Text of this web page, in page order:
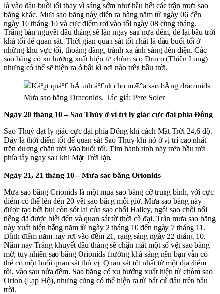
là vào đầu buổi tối thay vì sáng sớm như hầu hết các trận mưa sao
băng khác. Mưa sao băng này diễn ra hàng năm từ ngày 06 đến
ngày 10 tháng 10 và cực điểm rơi vào tối ngày 08 cùng tháng.
Trăng bán nguyệt đầu tháng sẽ lặn ngay sau nửa đêm, để lại bầu trời
khá tối để quan sát. Thời gian quan sát tốt nhất là đầu buổi tối ở
những khu vực tối, thoáng đãng, tránh xa ánh sáng đèn điện. Các
sao băng có xu hướng xuất hiện từ chòm sao Draco (Thiên Long)
nhưng có thể sẽ hiện ra ở bất kì nơi nào trên bầu trời.
Mưa sao băng Draconids. Tác giả: Pere Soler
Ngày 20 tháng 10 – Sao Thủy ở vị trí ly giác cực đại phía Đông
Sao Thuỷ đạt ly giác cực đại phía Đông khi cách Mặt Trời 24,6 độ.
Đây là thời điểm tốt để quan sát Sao Thủy khi nó ở vị trí cao nhất
trên đường chân trời vào buổi tối. Tìm hành tinh này trên bầu trời
phía tây ngay sau khi Mặt Trời lặn.
Ngày 21, 21 tháng 10 – Mưa sao băng Orionids
Mưa sao băng Orionids là một mưa sao băng cỡ trung bình, với cực
điểm có thể lên đến 20 vệt sao băng mỗi giờ. Mưa sao băng này
được tạo bởi bụi còn sót lại của sao chổi Halley, ngôi sao chổi nổi
tiếng đã được biết đến và quan sát từ thời cổ đại. Trận mưa sao băng
này xuất hiện hằng năm từ ngày 2 tháng 10 đến ngày 7 tháng 11.
Đỉnh điểm năm nay rơi vào đêm 21, rạng sáng ngày 22 tháng 10.
Năm nay Trăng khuyết đầu tháng sẽ chặn mất một số vệt sao băng
mờ, tuy nhiên sao băng Orionids thường khá sáng nên bạn vẫn có
thể có một buổi quan sát thú vị. Quan sát tốt nhất từ một địa điểm
tối, vào sau nửa đêm. Sao băng có xu hướng xuất hiện từ chòm sao
Orion (Lạp Hộ), nhưng cũng có thể hiện ra từ bất cứ đâu trên bầu
trời.